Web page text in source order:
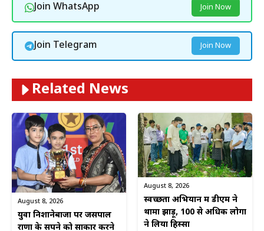
Join WhatsApp Join Now
Join Telegram Join Now
Related News
August 8, 2026
युवा निशानेबाजों पर जसपाल
राणा के सपने को साकार करने
August 8, 2026
स्वच्छता अभियान में डीएम ने
थामा झाड़ू, 100 से अधिक लोगों
ने लिया हिस्सा